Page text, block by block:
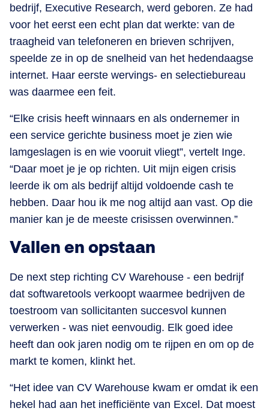
bedrijf, Executive Research, werd geboren. Ze had
voor het eerst een echt plan dat werkte: van de
traagheid van telefoneren en brieven schrijven,
speelde ze in op de snelheid van het hedendaagse
internet. Haar eerste wervings- en selectiebureau
was daarmee een feit.
“Elke crisis heeft winnaars en als ondernemer in
een service gerichte business moet je zien wie
lamgeslagen is en wie vooruit vliegt”, vertelt Inge.
“Daar moet je je op richten. Uit mijn eigen crisis
leerde ik om als bedrijf altijd voldoende cash te
hebben. Daar hou ik me nog altijd aan vast. Op die
manier kan je de meeste crisissen overwinnen.”
Vallen en opstaan
De next step richting CV Warehouse - een bedrijf
dat softwaretools verkoopt waarmee bedrijven de
toestroom van sollicitanten succesvol kunnen
verwerken - was niet eenvoudig. Elk goed idee
heeft dan ook jaren nodig om te rijpen en om op de
markt te komen, klinkt het.
“Het idee van CV Warehouse kwam er omdat ik een
hekel had aan het inefficiënte van Excel. Dat moest